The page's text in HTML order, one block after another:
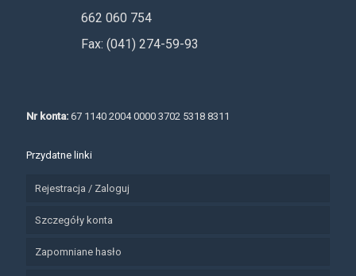
662 060 754
Fax: (041) 274-59-93
Nr konta: 67 1140 2004 0000 3702 5318 8311
Przydatne linki
Rejestracja / Zaloguj
Szczegóły konta
Zapomniane hasło